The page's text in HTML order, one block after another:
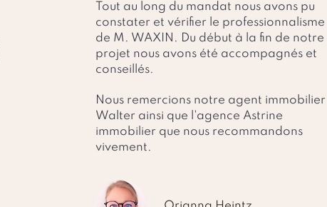
Tout au long du mandat nous avons pu
constater et vérifier le professionnalisme
de M. WAXIN. Du début à la fin de notre
projet nous avons été accompagnés et
conseillés.
Nous remercions notre agent immobilier
Walter ainsi que l'agence Astrine
immobilier que nous recommandons
vivement.